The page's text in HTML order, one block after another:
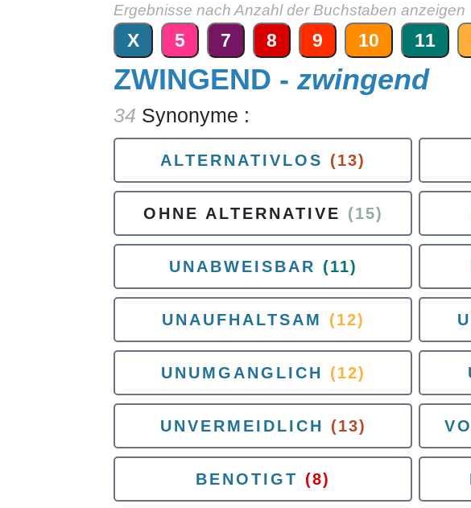
Ergebnisse nach Anzahl der Buchstaben anzeigen
X 5 7 8 9 10 11
ZWINGEND - zwingend
34 Synonyme :
ALTERNATIVLOS (13)
OHNE ALTERNATIVE (15)
UNABWEISBAR (11)
UNAUFHALTSAM (12)
UNUMGANGLICH (12)
UNVERMEIDLICH (13)
BENOTIGT (8)